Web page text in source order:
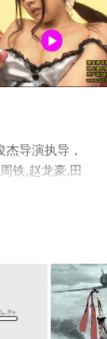
导演执导，
铁,赵龙豪,田
,吴其江,吴弘,
免费观看高清
台了解。